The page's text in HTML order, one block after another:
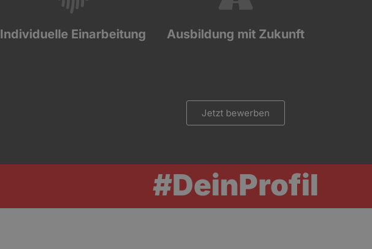
Individuelle Einarbeitung Ausbildung mit Zukunft
Jetzt bewerben
#DeinProfil